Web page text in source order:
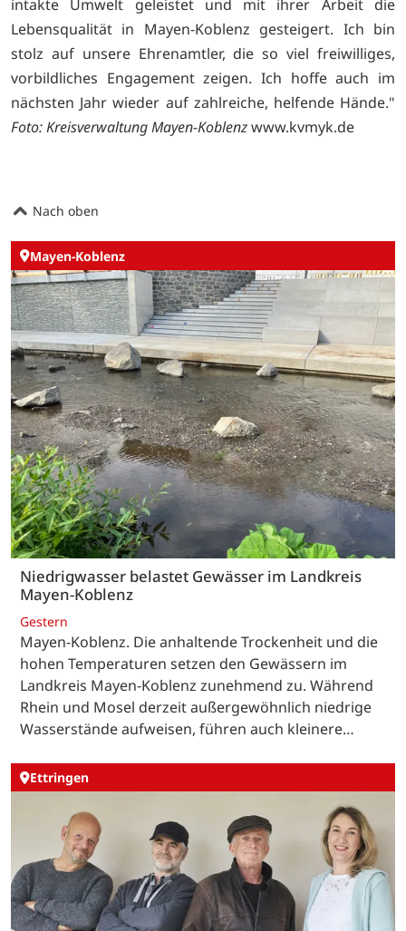
intakte Umwelt geleistet und mit ihrer Arbeit die
Lebensqualität in Mayen-Koblenz gesteigert. Ich bin
stolz auf unsere Ehrenamtler, die so viel freiwilliges,
vorbildliches Engagement zeigen. Ich hoffe auch im
nächsten Jahr wieder auf zahlreiche, helfende Hände."
Foto: Kreisverwaltung Mayen-Koblenzwww.kvmyk.de
Nach oben
Mayen-Koblenz
Niedrigwasser belastet Gewässer im Landkreis
Mayen-Koblenz
Gestern
Mayen-Koblenz. Die anhaltende Trockenheit und die
hohen Temperaturen setzen den Gewässern im
Landkreis Mayen-Koblenz zunehmend zu. Während
Rhein und Mosel derzeit außergewöhnlich niedrige
Wasserstände aufweisen, führen auch kleinere…
Ettringen